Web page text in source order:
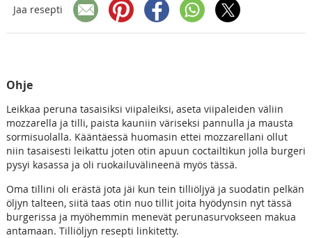
Jaa resepti
Ohje
Leikkaa peruna tasaisiksi viipaleiksi, aseta viipaleiden väliin
mozzarella ja tilli, paista kauniin väriseksi pannulla ja mausta
sormisuolalla. Kääntäessä huomasin ettei mozzarellani ollut
niin tasaisesti leikattu joten otin apuun coctailtikun jolla burgeri
pysyi kasassa ja oli ruokailuvälineenä myös tässä.
Oma tillini oli erästä jota jäi kun tein tilliöljyä ja suodatin pelkän
öljyn talteen, siitä taas otin nuo tillit joita hyödynsin nyt tässä
burgerissa ja myöhemmin menevät perunasurvokseen makua
antamaan. Tilliöljyn resepti linkitetty.